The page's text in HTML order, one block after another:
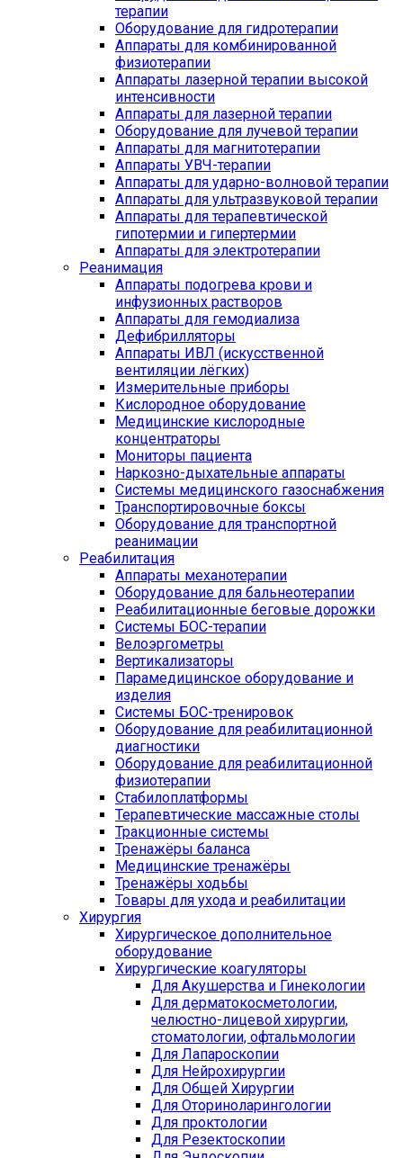
терапии
Оборудование для гидротерапии
Аппараты для комбинированной
физиотерапии
Аппараты лазерной терапии высокой
интенсивности
Аппараты для лазерной терапии
Оборудование для лучевой терапии
Аппараты для магнитотерапии
Аппараты УВЧ-терапии
Аппараты для ударно-волновой терапии
Аппараты для ультразвуковой терапии
Аппараты для терапевтической
гипотермии и гипертермии
Аппараты для электротерапии
Реанимация
Аппараты подогрева крови и
инфузионных растворов
Аппараты для гемодиализа
Дефибрилляторы
Аппараты ИВЛ (искусственной
вентиляции лёгких)
Измерительные приборы
Кислородное оборудование
Медицинские кислородные
концентраторы
Мониторы пациента
Наркозно-дыхательные аппараты
Системы медицинского газоснабжения
Транспортировочные боксы
Оборудование для транспортной
реанимации
Реабилитация
Аппараты механотерапии
Оборудование для бальнеотерапии
Реабилитационные беговые дорожки
Системы БОС-терапии
Велоэргометры
Вертикализаторы
Парамедицинское оборудование и
изделия
Системы БОС-тренировок
Оборудование для реабилитационной
диагностики
Оборудование для реабилитационной
физиотерапии
Стабилоплатформы
Терапевтические массажные столы
Тракционные системы
Тренажёры баланса
Медицинские тренажёры
Тренажёры ходьбы
Товары для ухода и реабилитации
Хирургия
Хирургическое дополнительное
оборудование
Хирургические коагуляторы
Для Акушерства и Гинекологии
Для дерматокосметологии,
челюстно-лицевой хирургии,
стоматологии, офтальмологии
Для Лапароскопии
Для Нейрохирургии
Для Общей Хирургии
Для Оториноларингологии
Для проктологии
Для Резектоскопии